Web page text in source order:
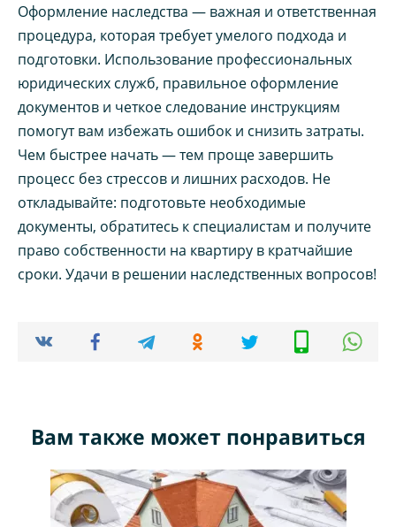
Оформление наследства — важная и ответственная
процедура, которая требует умелого подхода и
подготовки. Использование профессиональных
юридических служб, правильное оформление
документов и четкое следование инструкциям
помогут вам избежать ошибок и снизить затраты.
Чем быстрее начать — тем проще завершить
процесс без стрессов и лишних расходов. Не
откладывайте: подготовьте необходимые
документы, обратитесь к специалистам и получите
право собственности на квартиру в кратчайшие
сроки. Удачи в решении наследственных вопросов!
Вам также может понравиться